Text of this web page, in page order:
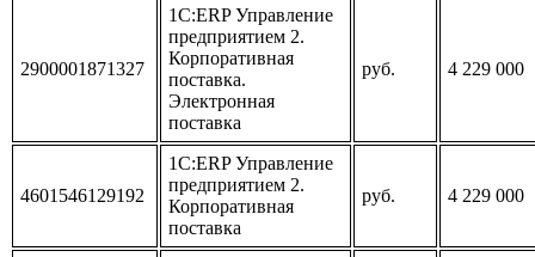
2900001871327
1С:ERP Управление
предприятием 2.
Корпоративная
поставка.
Электронная
поставка
руб. 4 229 000
4601546129192
1С:ERP Управление
предприятием 2.
Корпоративная
поставка
руб. 4 229 000